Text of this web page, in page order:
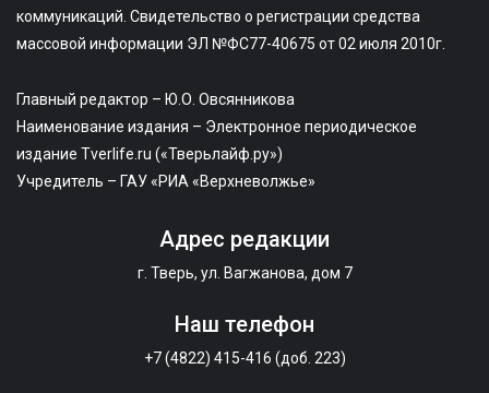
коммуникаций. Свидетельство о регистрации средства
массовой информации ЭЛ №ФС77-40675 от 02 июля 2010г.
Главный редактор – Ю.О. Овсянникова
Наименование издания – Электронное периодическое
издание Tverlife.ru («Тверьлайф.ру»)
Учредитель – ГАУ «РИА «Верхневолжье»
Адрес редакции
г. Тверь, ул. Вагжанова, дом 7
Наш телефон
+7 (4822) 415-416 (доб. 223)